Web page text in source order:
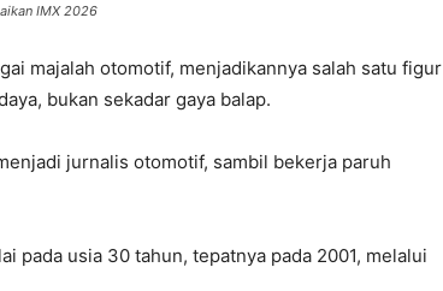
IMX 2026
majalah otomotif, menjadikannya salah satu figur
bukan sekadar gaya balap.
jurnalis otomotif, sambil bekerja paruh
pada usia 30 tahun, tepatnya pada 2001, melalui